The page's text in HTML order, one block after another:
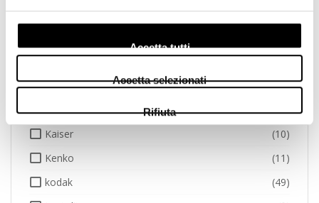
Accetta tutti
Accetta selezionati
Rifiuta
Ilford
(11)
Joby
(6)
Jupio
(28)
Kaiser
(10)
Kenko
(11)
kodak
(49)